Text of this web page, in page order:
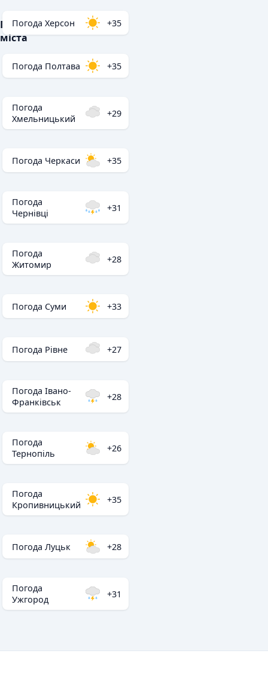
Популярні
міста
Погода Херсон +35
Погода Полтава +35
Погода
Хмельницький
+29
Погода Черкаси +35
Погода
Чернівці
+31
Погода
Житомир
+28
Погода Суми +33
Погода Рівне +27
Погода Івано-
Франківськ
+28
Погода
Тернопіль
+26
Погода
Кропивницький
+35
Погода Луцьк +28
Погода
Ужгород
+31